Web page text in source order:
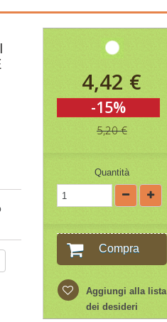
4,42 €
-15%
5,20 €
Quantità
Compra
Aggiungi alla lista
dei desideri